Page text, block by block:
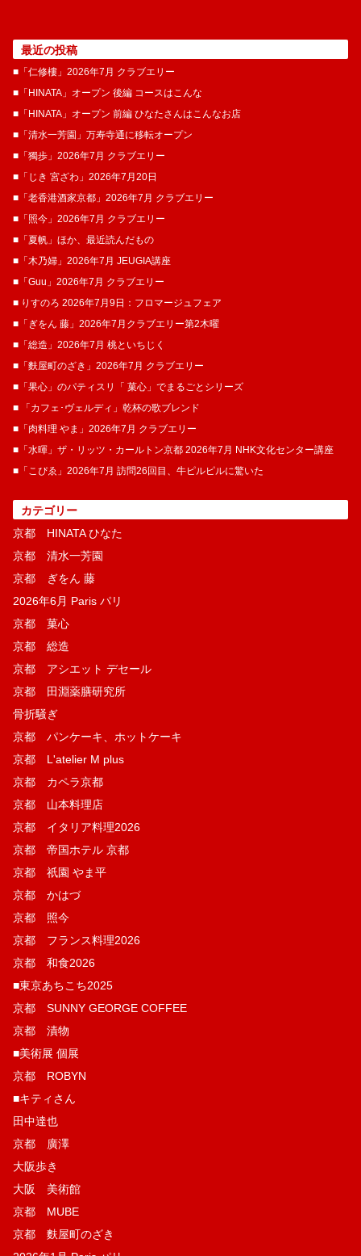
最近の投稿
■「仁修樓」2026年7月 クラブエリー
■「HINATA」オープン 後編 コースはこんな
■「HINATA」オープン 前編 ひなたさんはこんなお店
■「清水一芳園」万寿寺通に移転オープン
■「獨歩」2026年7月 クラブエリー
■「じき 宮ざわ」2026年7月20日
■「老香港酒家京都」2026年7月 クラブエリー
■「照今」2026年7月 クラブエリー
■「夏帆」ほか、最近読んだもの
■「木乃婦」2026年7月 JEUGIA講座
■「Guu」2026年7月 クラブエリー
■ りすのろ 2026年7月9日：フロマージュフェア
■「ぎをん 藤」2026年7月クラブエリー第2木曜
■「総造」2026年7月 桃といちじく
■「麩屋町のざき」2026年7月 クラブエリー
■「果心」のパティスリ「 菓​心」でまるごとシリーズ
■ 「カフェ･ヴェルディ」乾杯の歌ブレンド
■「肉料理 やま」2026年7月 クラブエリー
■「水暉」ザ・リッツ・カールトン京都 2026年7月 NHK文化センター講座
■「こぴゑ」2026年7月 訪問26回目、牛ピルピルに驚いた
カテゴリー
京都 HINATA ひなた
京都 清水一芳園
京都 ぎをん 藤
2026年6月 Paris パリ
京都 菓​心
京都 総造
京都 アシエット デセール
京都 田淵薬膳研究所
骨折騒ぎ
京都 パンケーキ、ホットケーキ
京都 L'atelier M plus
京都 カペラ京都
京都 山本料理店
京都 イタリア料理2026
京都 帝国ホテル 京都
京都 祇園 やま平
京都 かはづ
京都 照今
京都 フランス料理2026
京都 和食2026
■東京あちこち2025
京都 SUNNY GEORGE COFFEE
京都 漬物
■美術展 個展
京都 ROBYN
■キティさん
田中達也
京都 廣澤
大阪歩き
大阪 美術館
京都 MUBE
京都 麩屋町のざき